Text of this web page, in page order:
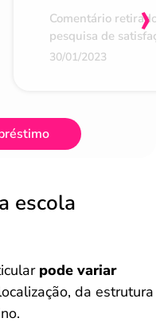
Comentário retirado
pesquisa de
30/01/2023
›
escola
pode variar
da estrutura